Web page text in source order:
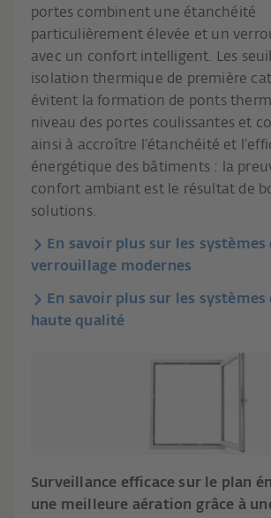
portes combinent une étanchéité
particulièrement élevée et un
avec un confort intelligent. Les
isolation thermique de première
évitent la formation de ponts
niveau des portes coulissantes et
ainsi à accroître l’étanchéité et
énergétique des bâtiments : la
confort ambiant est le résultat de
solutions.
En savoir plus sur les systèmes
verrouillage modernes
En savoir plus sur les systèmes
haute qualité
Surveillance efficace sur le plan
une meilleure aération grâce à